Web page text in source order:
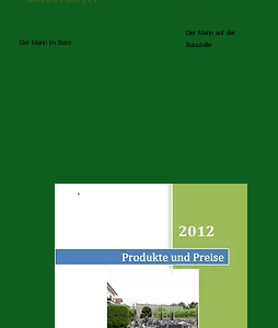
Der Mann auf der
Baustelle
Der Mann im Büro